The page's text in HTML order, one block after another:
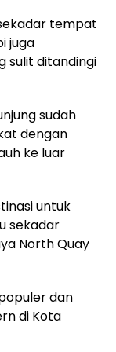
tempat
juga
sulit ditandingi
sudah
dengan
ke luar
untuk
sekadar
North Quay
dan
di Kota